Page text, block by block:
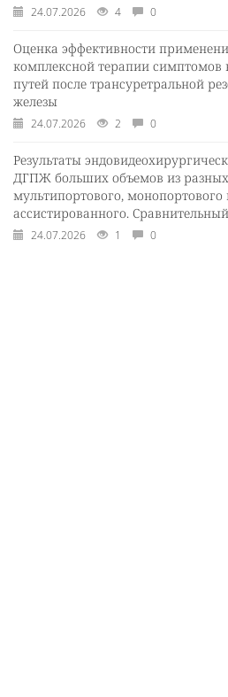
24.07.2026 4 0
Оценка эффективности
комплексной терапии
путей после трансуретральной
железы
24.07.2026 2 0
Результаты
ДГПЖ больших объемов из разных
мультипортового, монопортового
ассистированного.
24.07.2026 1 0